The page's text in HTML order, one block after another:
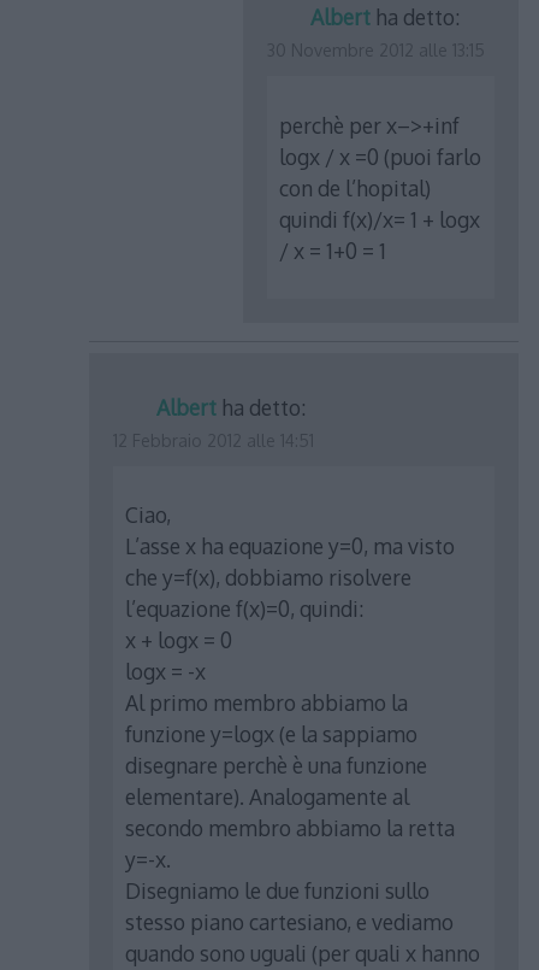
Albert ha detto:
perchè per x–>+inf
logx / x =0 (puoi farlo
con de l’hopital)
quindi f(x)/x= 1 + logx
/ x = 1+0 = 1
Albert ha detto:
Ciao,
L’asse x ha equazione y=0, ma visto
che y=f(x), dobbiamo risolvere
l’equazione f(x)=0, quindi:
x + logx = 0
logx = -x
Al primo membro abbiamo la
funzione y=logx (e la sappiamo
disegnare perchè è una funzione
elementare). Analogamente al
secondo membro abbiamo la retta
y=-x.
Disegniamo le due funzioni sullo
stesso piano cartesiano, e vediamo
quando sono uguali (per quali x hanno